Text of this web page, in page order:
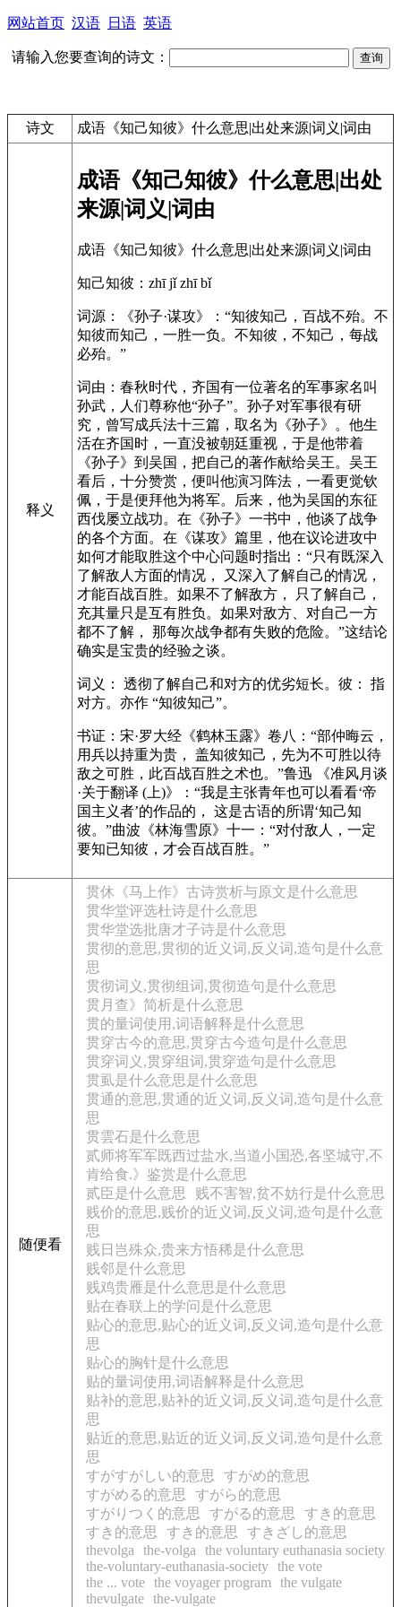
网站首页 汉语 日语 英语
请输入您要查询的诗文：
诗文 成语《知己知彼》什么意思|出处来源|词义|词由
释义
成语《知己知彼》什么意思|出处
来源|词义|词由
成语《知己知彼》什么意思|出处来源|词义|词由
知己知彼：zhī jǐ zhī bǐ
词源：《孙子·谋攻》：“知彼知己，百战不殆。不
知彼而知己，一胜一负。不知彼，不知己，每战
必殆。”
词由：春秋时代，齐国有一位著名的军事家名叫
孙武，人们尊称他“孙子”。孙子对军事很有研
究，曾写成兵法十三篇，取名为《孙子》。他生
活在齐国时，一直没被朝廷重视，于是他带着
《孙子》到吴国，把自己的著作献给吴王。吴王
看后，十分赞赏，便叫他演习阵法，一看更觉钦
佩，于是便拜他为将军。后来，他为吴国的东征
西伐屡立战功。在《孙子》一书中，他谈了战争
的各个方面。在《谋攻》篇里，他在议论进攻中
如何才能取胜这个中心问题时指出：“只有既深入
了解敌人方面的情况， 又深入了解自己的情况，
才能百战百胜。如果不了解敌方， 只了解自己，
充其量只是互有胜负。如果对敌方、对自己一方
都不了解， 那每次战争都有失败的危险。”这结论
确实是宝贵的经验之谈。
词义： 透彻了解自己和对方的优劣短长。彼： 指
对方。亦作 “知彼知己”。
书证：宋·罗大经《鹤林玉露》卷八：“部仲晦云，
用兵以持重为贵， 盖知彼知己，先为不可胜以待
敌之可胜，此百战百胜之术也。”鲁迅 《准风月谈
·关于翻译 (上)》：“我是主张青年也可以看看‘帝
国主义者’的作品的， 这是古语的所谓‘知己知
彼。”曲波《林海雪原》十一：“对付敌人，一定
要知已知彼，才会百战百胜。”
随便看
贯休《马上作》古诗赏析与原文是什么意思
贯华堂评选杜诗是什么意思
贯华堂选批唐才子诗是什么意思
贯彻的意思,贯彻的近义词,反义词,造句是什么意
思
贯彻词义,贯彻组词,贯彻造句是什么意思
贯月查》简析是什么意思
贯的量词使用,词语解释是什么意思
贯穿古今的意思,贯穿古今造句是什么意思
贯穿词义,贯穿组词,贯穿造句是什么意思
贯虱是什么意思是什么意思
贯通的意思,贯通的近义词,反义词,造句是什么意
思
贯雲石是什么意思
贰师将军军既西过盐水,当道小国恐,各坚城守,不
肯给食.》鉴赏是什么意思
贰臣是什么意思
贱不害智,贫不妨行是什么意思
贱价的意思,贱价的近义词,反义词,造句是什么意
思
贱日岂殊众,贵来方悟稀是什么意思
贱邻是什么意思
贱鸡贵雁是什么意思是什么意思
贴在春联上的学问是什么意思
贴心的意思,贴心的近义词,反义词,造句是什么意
思
贴心的胸针是什么意思
贴的量词使用,词语解释是什么意思
贴补的意思,贴补的近义词,反义词,造句是什么意
思
贴近的意思,贴近的近义词,反义词,造句是什么意
思
すがすがしい的意思
すがめ的意思
すがめる的意思
すがら的意思
すがりつく的意思
すがる的意思
すき的意思
すき的意思
すき的意思
すきざし的意思
thevolga
the-volga
the voluntary euthanasia society
the-voluntary-euthanasia-society the vote
the ... vote the voyager program
the vulgate
thevulgate the-vulgate